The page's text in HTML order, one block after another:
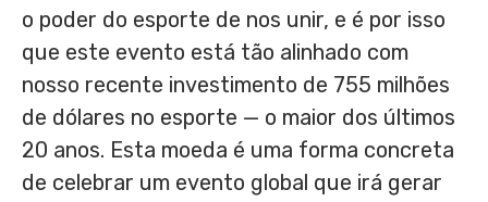
o poder do esporte de nos unir, e é por isso
que este evento está tão alinhado com
nosso recente investimento de 755 milhões
de dólares no esporte — o maior dos últimos
20 anos. Esta moeda é uma forma concreta
de celebrar um evento global que irá gerar